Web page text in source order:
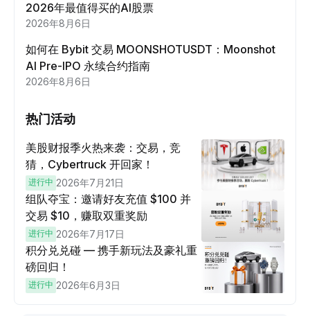
2026年最值得买的AI股票
2026年8月6日
如何在 Bybit 交易 MOONSHOTUSDT：Moonshot
AI Pre-IPO 永续合约指南
2026年8月6日
热门活动
美股财报季火热来袭：交易，竞
猜，Cybertruck 开回家！
进行中 2026年7月21日
组队夺宝：邀请好友充值 $100 并
交易 $10，赚取双重奖励
进行中 2026年7月17日
积分兑兑碰 — 携手新玩法及豪礼重
磅回归！
进行中 2026年6月3日